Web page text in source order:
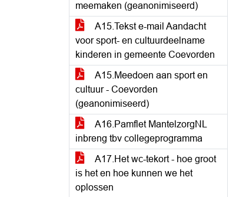
meemaken (geanonimiseerd)
A15.Tekst e-mail Aandacht
voor sport- en cultuurdeelname
kinderen in gemeente Coevorden
A15.Meedoen aan sport en
cultuur - Coevorden
(geanonimiseerd)
A16.Pamflet MantelzorgNL
inbreng tbv collegeprogramma
A17.Het wc-tekort - hoe groot
is het en hoe kunnen we het
oplossen